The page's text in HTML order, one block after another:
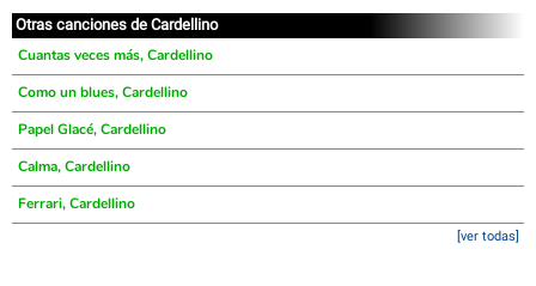
Otras canciones de Cardellino
Cuantas veces más, Cardellino
Como un blues, Cardellino
Papel Glacé, Cardellino
Calma, Cardellino
Ferrari, Cardellino
[ver todas]